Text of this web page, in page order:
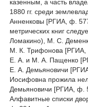
казенным, а часть
1880 гг. среди
Анненковы [РГИА, ф.
метрических книг
Ломакино), М. С.
М. К. Трифонова [РГИА,
Е. А. и М. А. Пащенко
Е. А. Демьяновичи
Иосифовна прожила
Демьяновичи [РГИА, ф.
Алфавитные списки